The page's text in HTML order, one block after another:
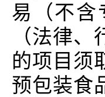
易（不含
（法律
的项目须
预包装食